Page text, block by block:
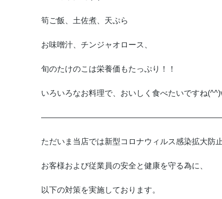
筍ご飯、土佐煮、天ぷら
お味噌汁、チンジャオロース、
旬のたけのこは栄養価もたっぷり！！
いろいろなお料理で、おいしく食べたいですね
ただいま当店では新型コロナウィルス感染拡大防
お客様および従業員の安全と健康を守る為に、
以下の対策を実施しております。